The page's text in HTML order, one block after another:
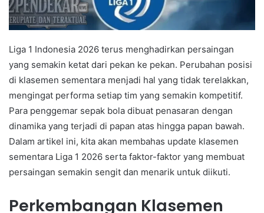
Liga 1 Indonesia 2026 terus menghadirkan persaingan
yang semakin ketat dari pekan ke pekan. Perubahan posisi
di klasemen sementara menjadi hal yang tidak terelakkan,
mengingat performa setiap tim yang semakin kompetitif.
Para penggemar sepak bola dibuat penasaran dengan
dinamika yang terjadi di papan atas hingga papan bawah.
Dalam artikel ini, kita akan membahas update klasemen
sementara Liga 1 2026 serta faktor-faktor yang membuat
persaingan semakin sengit dan menarik untuk diikuti.
Perkembangan Klasemen